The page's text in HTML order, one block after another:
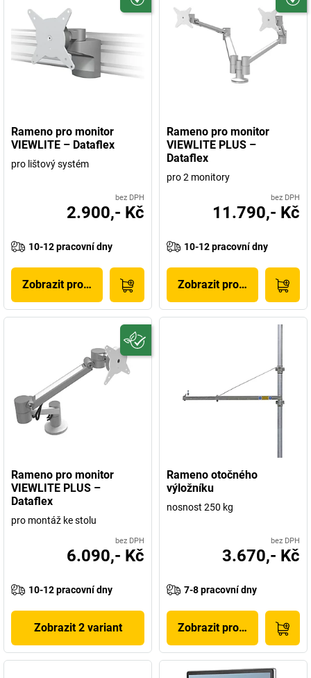
Rameno pro monitor
VIEWLITE – Dataflex
pro lištový systém
bez DPH
2.900,- Kč
10-12 pracovní dny
Zobrazit produkt
Rameno pro monitor
VIEWLITE PLUS –
Dataflex
pro 2 monitory
bez DPH
11.790,- Kč
10-12 pracovní dny
Zobrazit produkt
Rameno pro monitor
VIEWLITE PLUS –
Dataflex
pro montáž ke stolu
bez DPH
6.090,- Kč
10-12 pracovní dny
Zobrazit 2 variant
Rameno otočného
výložníku
nosnost 250 kg
bez DPH
3.670,- Kč
7-8 pracovní dny
Zobrazit produkt